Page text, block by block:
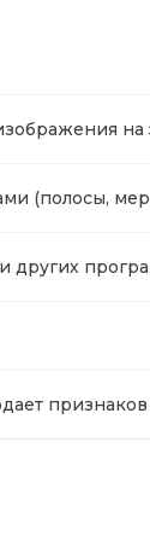
на
(полосы,